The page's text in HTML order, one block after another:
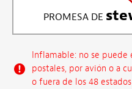
PROMESA DE
Inflamable: no se puede
postales, por avión o a
o fuera de los 48